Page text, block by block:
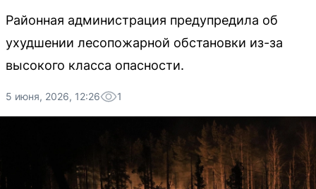
Районная администрация предупредила об
ухудшении лесопожарной обстановки из-за
высокого класса опасности.
5 июня, 2026, 12:26 1